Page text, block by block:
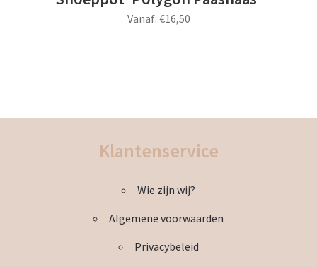
Vanaf: €16,50
variaties.
optie
gekozen
op
de
Klantenservice
Wie zijn wij?
Algemene voorwaarden
Privacybeleid